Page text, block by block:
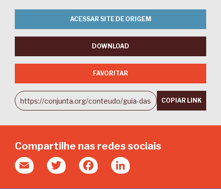
ACESSAR SITE DE ORIGEM
DOWNLOAD
FAVORITAR
COPIAR LINK
Compartilhe nas redes sociais
Email Twitter FacebookLinkedIn